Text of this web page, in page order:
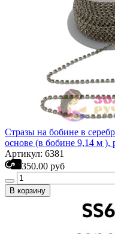
Стразы на бобине в
основе (в бобине 9,14 м ),
Артикул: 6381
350.00 руб
В корзину